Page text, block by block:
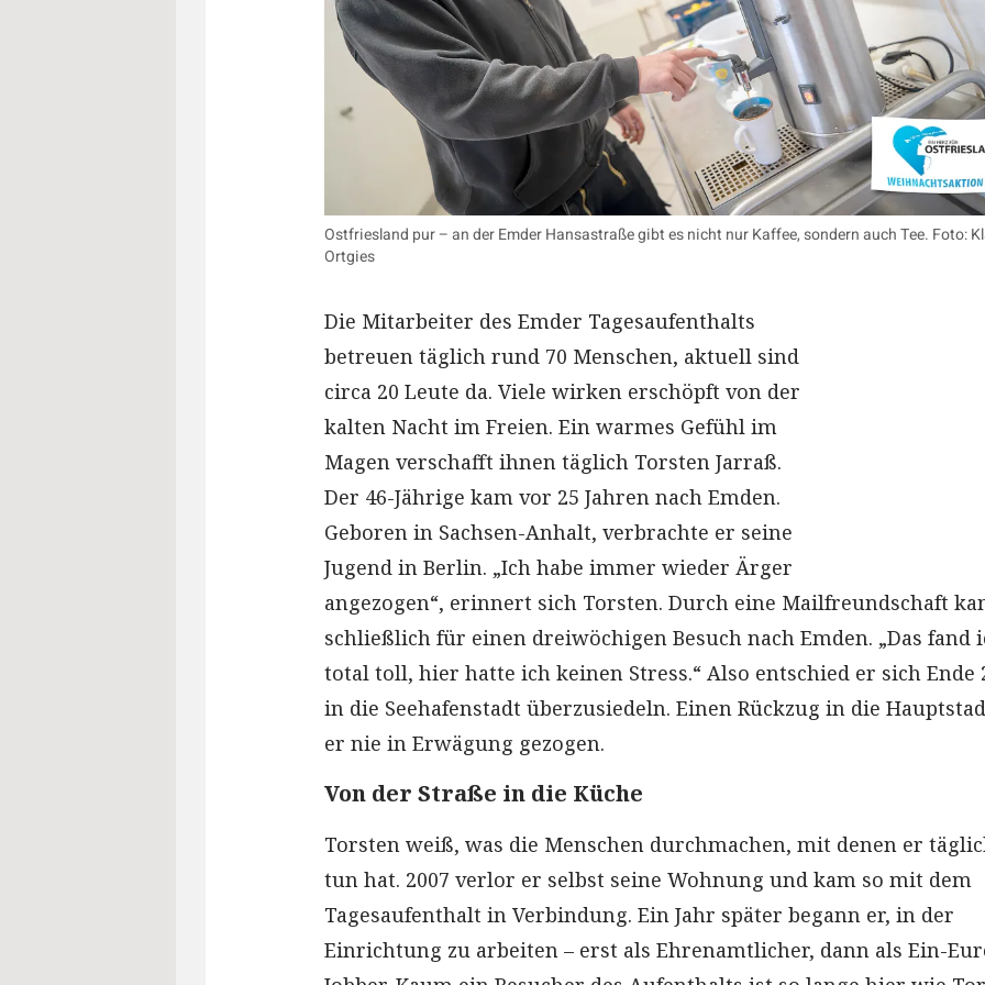
Ostfriesland pur – an der Emder Hansastraße gibt es nicht nur Kaffee, sondern auch Tee. Foto:
Ortgies
Die Mitarbeiter des Emder Tagesaufenthalts
betreuen täglich rund 70 Menschen, aktuell sind
circa 20 Leute da. Viele wirken erschöpft von der
kalten Nacht im Freien. Ein warmes Gefühl im
Magen verschafft ihnen täglich Torsten Jarraß.
Der 46-Jährige kam vor 25 Jahren nach Emden.
Geboren in Sachsen-Anhalt, verbrachte er seine
Jugend in Berlin. „Ich habe immer wieder Ärger
angezogen“, erinnert sich Torsten. Durch eine Mailfreundschaft
schließlich für einen dreiwöchigen Besuch nach Emden. „Das fand
total toll, hier hatte ich keinen Stress.“ Also entschied er sich Ende
in die Seehafenstadt überzusiedeln. Einen Rückzug in die
er nie in Erwägung gezogen.
Von der Straße in die Küche
Torsten weiß, was die Menschen durchmachen, mit denen er
tun hat. 2007 verlor er selbst seine Wohnung und kam so mit dem
Tagesaufenthalt in Verbindung. Ein Jahr später begann er, in der
Einrichtung zu arbeiten – erst als Ehrenamtlicher, dann als Ein-